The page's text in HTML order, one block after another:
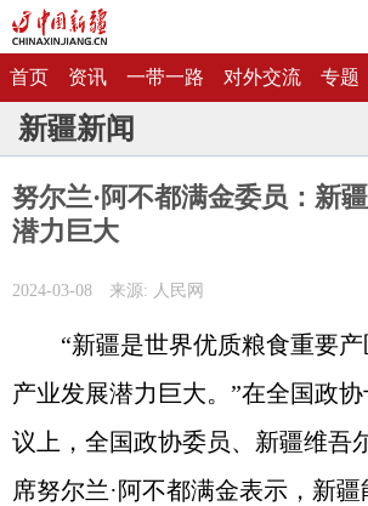
首页 资讯 一带一路 对外交流 专题
新疆新闻
努尔兰·阿不都满金委员：新
潜力巨大
2024-03-08 来源: 人民网
“新疆是世界优质粮食重要
产业发展潜力巨大。”在全国政
议上，全国政协委员、新疆维吾
席努尔兰·阿不都满金表示，新